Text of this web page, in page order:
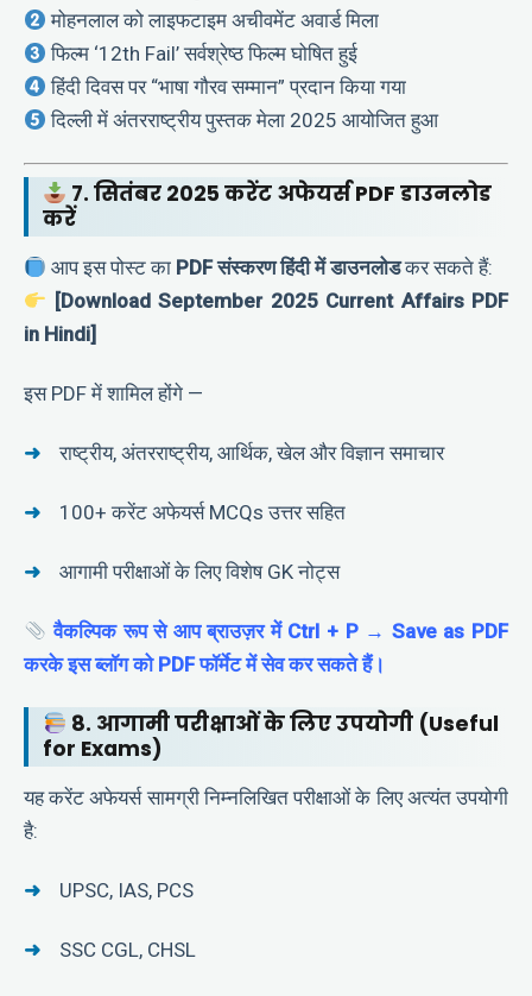
मोहनलाल को लाइफटाइम अचीवमेंट अवार्ड मिला
फिल्म ‘12th Fail’ सर्वश्रेष्ठ फिल्म घोषित हुई
हिंदी दिवस पर “भाषा गौरव सम्मान” प्रदान किया गया
दिल्ली में अंतरराष्ट्रीय पुस्तक मेला 2025 आयोजित हुआ
7. सितंबर 2025 करेंट अफेयर्स PDF डाउनलोड
करें
आप इस पोस्ट का PDF संस्करण हिंदी में डाउनलोडकर सकते हैं:
[Download September 2025 Current Affairs PDF
in Hindi]
इस PDF में शामिल होंगे —
राष्ट्रीय, अंतरराष्ट्रीय, आर्थिक, खेल और विज्ञान समाचार
100+ करेंट अफेयर्स MCQs उत्तर सहित
आगामी परीक्षाओं के लिए विशेष GK नोट्स
वैकल्पिक रूप से आप ब्राउज़र में Ctrl + P → Save as PDF
करके इस ब्लॉग को PDF फॉर्मेट में सेव कर सकते हैं।
8. आगामी परीक्षाओं के लिए उपयोगी (Useful
for Exams)
यह करेंट अफेयर्स सामग्री निम्नलिखित परीक्षाओं के लिए अत्यंत उपयोगी
है:
UPSC, IAS, PCS
SSC CGL, CHSL